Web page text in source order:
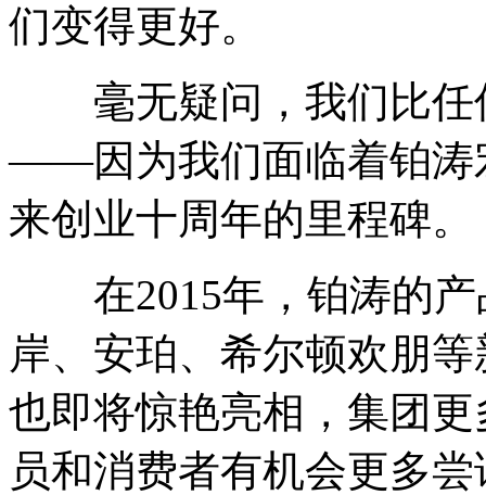
们变得更好。
毫无疑问，我们比任
——因为我们面临着铂涛
来创业十周年的里程碑。
在2015年，铂涛的产
岸、安珀、希尔顿欢朋
也即将惊艳亮相，集团
员和消费者有机会更多